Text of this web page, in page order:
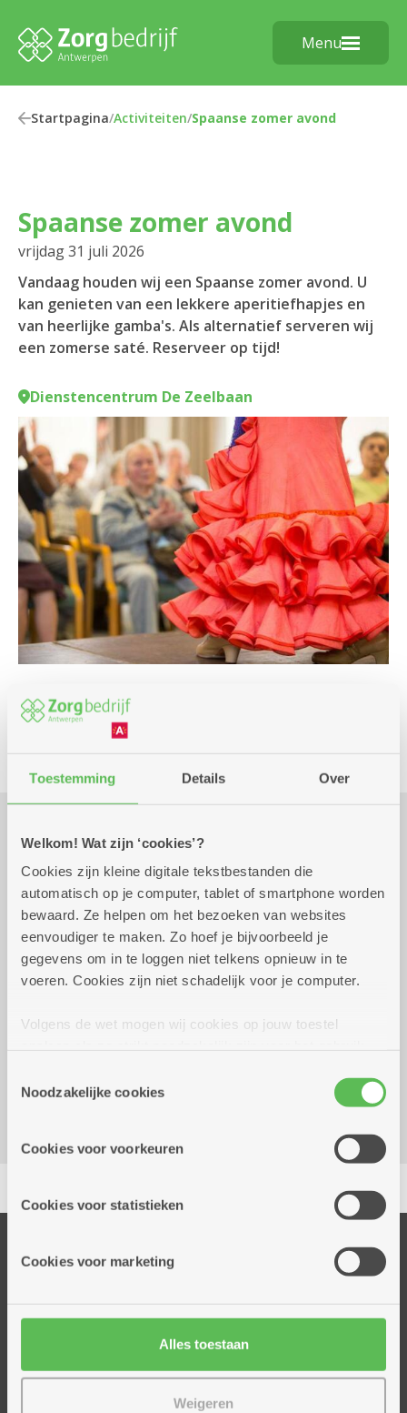
Toestemming Details Over
Welkom! Wat zijn ‘cookies’?
Cookies zijn kleine digitale tekstbestanden die
automatisch op je computer, tablet of smartphone worden
bewaard. Ze helpen om het bezoeken van websites
eenvoudiger te maken. Zo hoef je bijvoorbeeld je
gegevens om in te loggen niet telkens opnieuw in te
voeren. Cookies zijn niet schadelijk voor je computer.
Volgens de wet mogen wij cookies op jouw toestel
cookies hebben we jouw toestemming nodig. Sommige
cookies worden geplaatst door derde partijen die een
informatie over jouw (geanonimiseerd) gebruik van onze
partners kunnen deze gegevens combineren met andere
Noodzakelijke cookies
Cookies voor voorkeuren
Cookies voor statistieken
Cookies voor marketing
Alles toestaan
Weigeren
Menu
Startpagina/Activiteiten/Spaanse zomer avond
Spaanse zomer avond
vrijdag 31 juli 2026
Vandaag houden wij een Spaanse zomer avond. U
kan genieten van een lekkere aperitiefhapjes en
van heerlijke gamba's. Als alternatief serveren wij
een zomerse saté. Reserveer op tijd!
Dienstencentrum De Zeelbaan
Feest en dans
Praktisch
vrijdag 31 juli 202617.00 uur tot 20.00 uur
Prijs: 20 euro
Inschrijven voor 20 juli 2026.
Reserveer vervoer
Elf Novemberstraat 33
Dienstencentra
Woonzorgcentra
Financieel comfort